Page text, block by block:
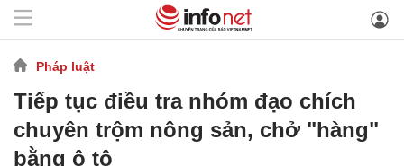
Pháp luật
Tiếp tục điều tra nhóm đạo chích
chuyên trộm nông sản, chở "hàng"
bằng ô tô